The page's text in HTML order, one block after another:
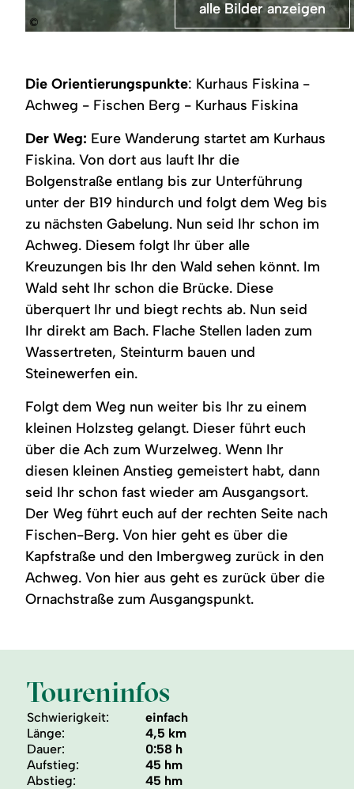
©
im
Allgäu
alle Bilder anzeigen
Fischen
im
Allgäu
alle Bilder anzeigen
Die Orientierungspunkte: Kurhaus Fiskina -
Achweg - Fischen Berg - Kurhaus Fiskina
Der Weg: Eure Wanderung startet am Kurhaus
Fiskina. Von dort aus lauft Ihr die
Bolgenstraße entlang bis zur Unterführung
unter der B19 hindurch und folgt dem Weg bis
zu nächsten Gabelung. Nun seid Ihr schon im
Achweg. Diesem folgt Ihr über alle
Kreuzungen bis Ihr den Wald sehen könnt. Im
Wald seht Ihr schon die Brücke. Diese
überquert Ihr und biegt rechts ab. Nun seid
Ihr direkt am Bach. Flache Stellen laden zum
Wassertreten, Steinturm bauen und
Steinewerfen ein.
Folgt dem Weg nun weiter bis Ihr zu einem
kleinen Holzsteg gelangt. Dieser führt euch
über die Ach zum Wurzelweg. Wenn Ihr
diesen kleinen Anstieg gemeistert habt, dann
seid Ihr schon fast wieder am Ausgangsort.
Der Weg führt euch auf der rechten Seite nach
Fischen-Berg. Von hier geht es über die
Kapfstraße und den Imbergweg zurück in den
Achweg. Von hier aus geht es zurück über die
Ornachstraße zum Ausgangspunkt.
Toureninfos
Schwierigkeit:
einfach
Länge:
4,5 km
Dauer:
0:58 h
Aufstieg:
45 hm
Abstieg:
45 hm